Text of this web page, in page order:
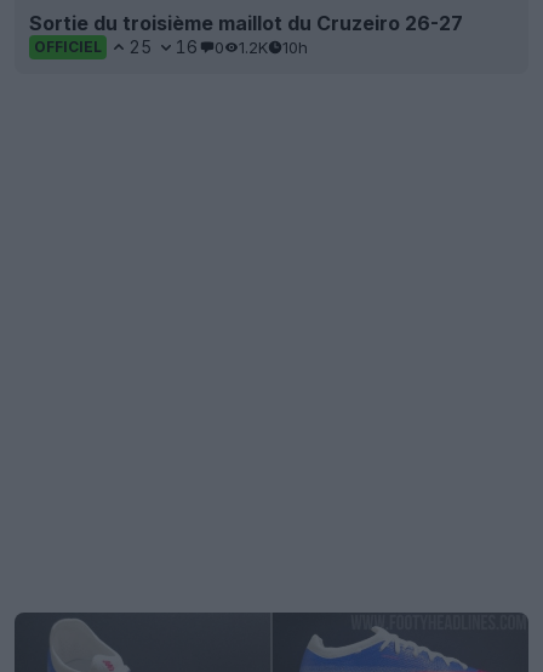
Sortie du troisième maillot du Cruzeiro 26-27
OFFICIEL 25 16 0 1.2K 10h